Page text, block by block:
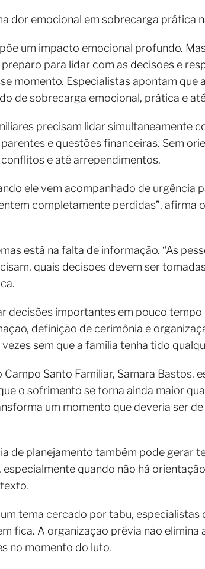
dor emocional em sobrecarga prática
um impacto emocional profundo.
para lidar com as decisões e
momento. Especialistas apontam que
de sobrecarga emocional, prática e
precisam lidar simultaneamente
e questões financeiras. Sem
e até arrependimentos.
ele vem acompanhado de urgência
completamente perdidas”, afirma
está na falta de informação. “As
quais decisões devem ser
decisões importantes em pouco
definição de cerimônia e
sem que a família tenha tido
Santo Familiar, Samara Bastos,
o sofrimento se torna ainda maior
um momento que deveria ser
de planejamento também pode gerar
quando não há
tema cercado por tabu,
fica. A organização prévia não elimina
no momento do luto.